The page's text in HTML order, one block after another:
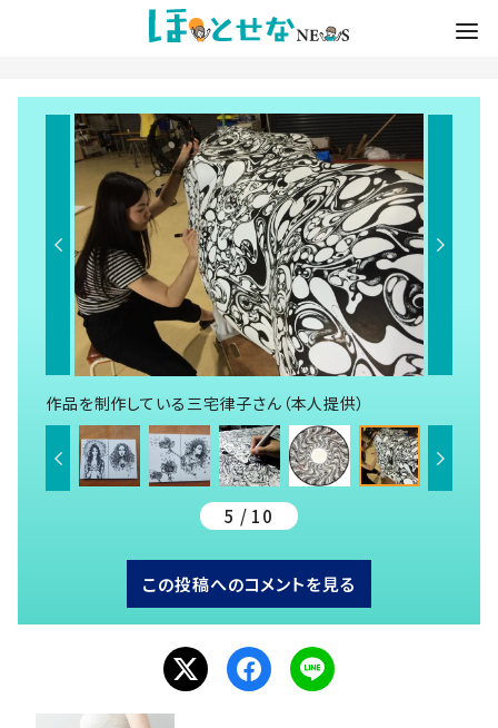
作品を制作している三宅律子さん（本人提供）
5 / 10
この投稿へのコメントを見る